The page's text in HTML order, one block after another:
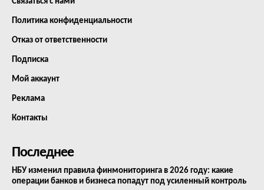
Политика конфиденциальности
Отказ от ответственности
Подписка
Мой аккаунт
Реклама
Контакты
Последнее
НБУ изменил правила финмониторинга в 2026 году: какие
операции банков и бизнеса попадут под усиленный контроль